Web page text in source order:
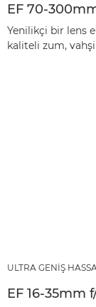
EF 70-
Yenilikçi bir lens
kaliteli zum,
ULTRA GENİŞ
EF 16-35mm